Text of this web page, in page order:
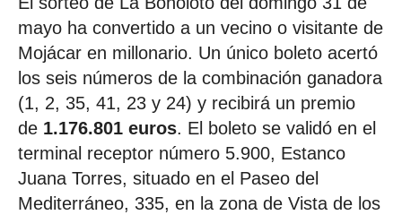
mayo ha convertido a un vecino o visitante de
Mojácar en millonario. Un único boleto acertó
los seis números de la combinación ganadora
(1, 2, 35, 41, 23 y 24) y recibirá un premio
de 1.176.801 euros. El boleto se validó en el
terminal receptor número 5.900, Estanco
Juana Torres, situado en el Paseo del
Mediterráneo, 335, en la zona de Vista de los